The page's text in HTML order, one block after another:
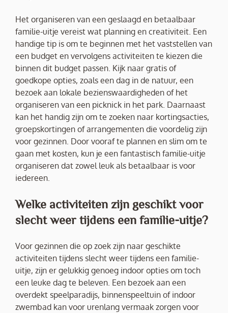
Het organiseren van een geslaagd en betaalbaar
familie-uitje vereist wat planning en creativiteit. Een
handige tip is om te beginnen met het vaststellen van
een budget en vervolgens activiteiten te kiezen die
binnen dit budget passen. Kijk naar gratis of
goedkope opties, zoals een dag in de natuur, een
bezoek aan lokale bezienswaardigheden of het
organiseren van een picknick in het park. Daarnaast
kan het handig zijn om te zoeken naar kortingsacties,
groepskortingen of arrangementen die voordelig zijn
voor gezinnen. Door vooraf te plannen en slim om te
gaan met kosten, kun je een fantastisch familie-uitje
organiseren dat zowel leuk als betaalbaar is voor
iedereen.
Welke activiteiten zijn geschikt voor
slecht weer tijdens een familie-uitje?
Voor gezinnen die op zoek zijn naar geschikte
activiteiten tijdens slecht weer tijdens een familie-
uitje, zijn er gelukkig genoeg indoor opties om toch
een leuke dag te beleven. Een bezoek aan een
overdekt speelparadijs, binnenspeeltuin of indoor
zwembad kan voor urenlang vermaak zorgen voor